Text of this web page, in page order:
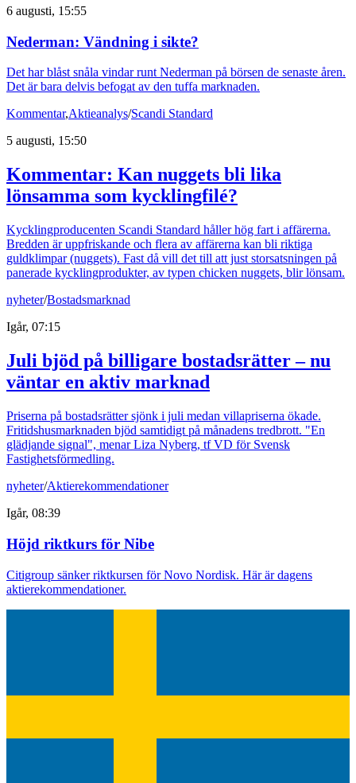
6 augusti, 15:55
Nederman: Vändning i sikte?
Det har blåst snåla vindar runt Nederman på börsen de senaste åren.
Det är bara delvis befogat av den tuffa marknaden.
Kommentar,Aktieanalys/Scandi Standard
5 augusti, 15:50
Kommentar: Kan nuggets bli lika
lönsamma som kycklingfilé?
Kycklingproducenten Scandi Standard håller hög fart i affärerna.
Bredden är uppfriskande och flera av affärerna kan bli riktiga
guldklimpar (nuggets). Fast då vill det till att just storsatsningen på
panerade kycklingprodukter, av typen chicken nuggets, blir lönsam.
nyheter/Bostadsmarknad
Igår, 07:15
Juli bjöd på billigare bostadsrätter – nu
väntar en aktiv marknad
Priserna på bostadsrätter sjönk i juli medan villapriserna ökade.
Fritidshusmarknaden bjöd samtidigt på månadens tredbrott. "En
glädjande signal", menar Liza Nyberg, tf VD för Svensk
Fastighetsförmedling.
nyheter/Aktierekommendationer
Igår, 08:39
Höjd riktkurs för Nibe
Citigroup sänker riktkursen för Novo Nordisk. Här är dagens
aktierekommendationer.